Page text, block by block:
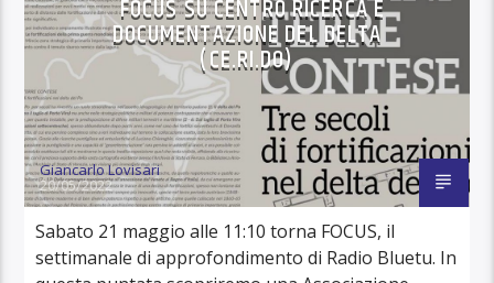
FOCUS SU CENTRO RICERCA E
DOCUMENTAZIONE DEL DELTA
(CE.RI.DO)
Giancarlo Lovisari
20/05/2022
Sabato 21 maggio alle 11:10 torna FOCUS, il
settimanale di approfondimento di Radio Bluetu. In